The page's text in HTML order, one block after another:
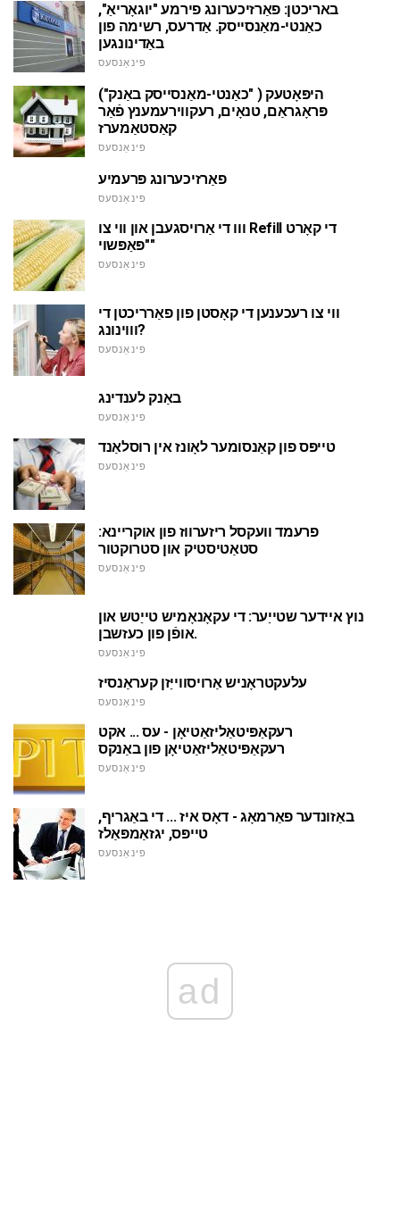
באריכטן: פאַרזיכערונג פירמע "יוגאָריאַ",
כאַנטי-מאַנסייסק. אַדרעס, רשימה פון
באַדינונגען
פינאַנסעס
היפּאָטעק ( "כאַנטי-מאַנסייסק באַנק")
פּראָגראַם, טנאָים, רעקווירעמענץ פֿאַר
קאַסטאַמערז
פינאַנסעס
פאַרזיכערונג פּרעמיע
פינאַנסעס
ווו די אַרויסגעבן און ווי צו Refill די קאָרט
"פּאַפּשוי"
פינאַנסעס
ווי צו רעכענען די קאָסטן פון פאַרריכטן די
וווינונג?
פינאַנסעס
באַנק לענדינג
פינאַנסעס
טייפּס פון קאַנסומער לאָונז אין רוסלאַנד
פינאַנסעס
פרעמד וועקסל ריזערווז פון אוקריינא:
סטאַטיסטיק און סטרוקטור
פינאַנסעס
נוץ איידער שטייַער: די עקאָנאָמיש טייַטש און
אופֿן פון כעזשבן.
פינאַנסעס
עלעקטראָניש אַרויסווייַזן קעראַנסיז
פינאַנסעס
רעקאַפּיטאַליזאַטיאָן - עס ... אקט
רעקאַפּיטאַליזאַטיאָן פון באַנקס
פינאַנסעס
באַזונדער פאַרמאָג - דאָס איז ... די באַגריף,
טייפּס, יגזאַמפּאַלז
פינאַנסעס
ad